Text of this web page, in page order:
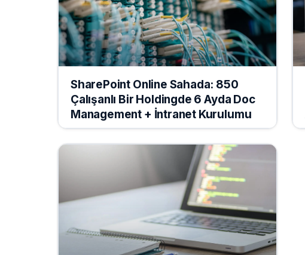
SharePoint Online Sahada: 850
Çalışanlı Bir Holdingde 6 Ayda Doc
Management + İntranet Kurulumu